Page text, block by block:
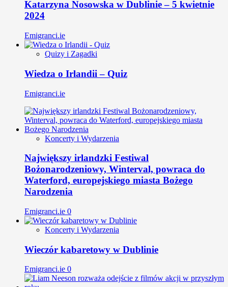
Katarzyna Nosowska w Dublinie – 5 kwietnie
2024
Emigranci.ie
Quizy i Zagadki
Wiedza o Irlandii – Quiz
Emigranci.ie
Koncerty i Wydarzenia
Największy irlandzki Festiwal
Bożonarodzeniowy, Winterval, powraca do
Waterford, europejskiego miasta Bożego
Narodzenia
Emigranci.ie 0
Koncerty i Wydarzenia
Wieczór kabaretowy w Dublinie
Emigranci.ie 0